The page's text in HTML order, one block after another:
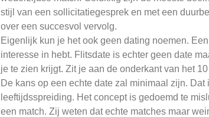
stijl van een sollicitatiegesprek en met een
over een succesvol vervolg.
Eigenlijk kun je het ook geen dating noemen.
interesse in hebt. Flitsdate is echter geen date
je te zien krijgt. Zit je aan de onderkant van het
De kans op een echte date zal minimaal zijn.
leeftijdsspreiding. Het concept is gedoemd te
een match. Zij weten dat echte matches maar